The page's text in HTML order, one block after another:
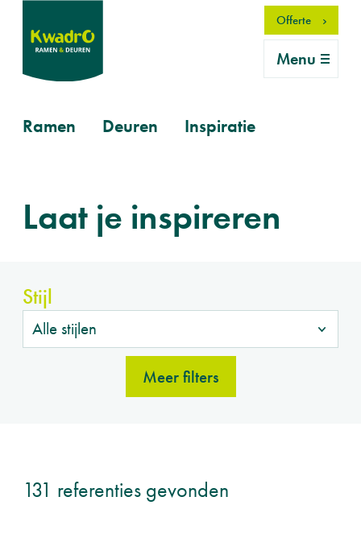
gaan
Offerte
Menu
Primary
Ramen Deuren Inspiratie
Laat je inspireren
Stijl
Meer filters
131 referenties gevonden